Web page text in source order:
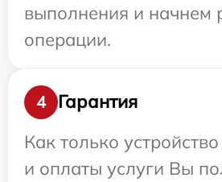
выполнения и начнем
операции.
4
Гарантия
Как только
и оплаты услуги Вы